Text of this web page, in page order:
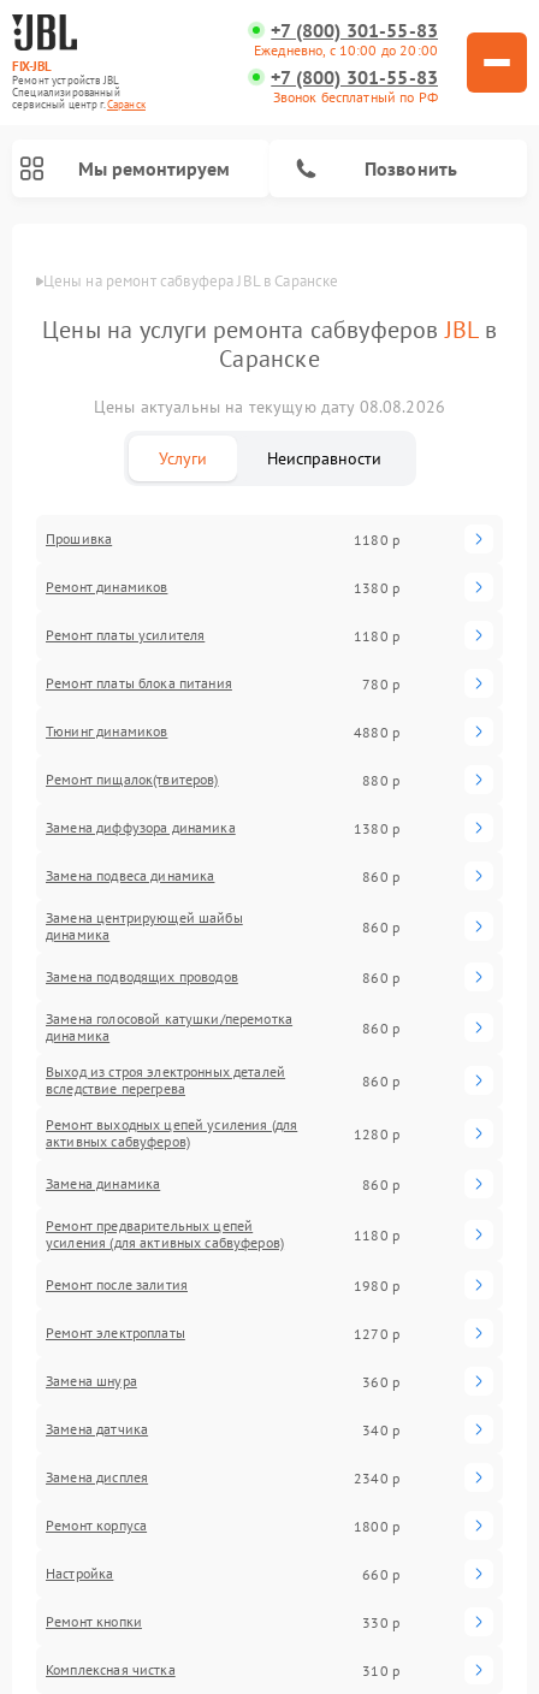
FIX-JBL
Ремонт устройств JBL
Специализированный
cервисный центр г.Саранск
+7 (800) 301-55-83
Ежедневно, с 10:00 до 20:00
+7 (800) 301-55-83
Звонок бесплатный по РФ
Мы ремонтируем Позвонить
Цены на ремонт сабвуфера JBL в Саранске
Цены на услуги ремонта сабвуферовJBLв
Саранске
Цены актуальны на текущую дату 08.08.2026
Услуги Неисправности
Прошивка 1180 р
Ремонт динамиков 1380 р
Ремонт платы усилителя 1180 р
Ремонт платы блока питания 780 р
Тюнинг динамиков 4880 р
Ремонт пищалок(твитеров) 880 р
Замена диффузора динамика 1380 р
Замена подвеса динамика 860 р
Замена центрирующей шайбы
динамика
860 р
Замена подводящих проводов 860 р
Замена голосовой катушки/перемотка
динамика
860 р
Выход из строя электронных деталей
вследствие перегрева
860 р
Ремонт выходных цепей усиления (для
активных сабвуферов)
1280 р
Замена динамика 860 р
Ремонт предварительных цепей
усиления (для активных сабвуферов)
1180 р
Ремонт после залития 1980 р
Ремонт электроплаты 1270 р
Замена шнура 360 р
Замена датчика 340 р
Замена дисплея 2340 р
Ремонт корпуса 1800 р
Настройка 660 р
Ремонт кнопки 330 р
Комплексная чистка 310 р